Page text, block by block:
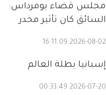
مجلس قضاء بومرداس:
السائق كان تأثير مخدر
2026-08-02 16:11:09
إسبانيا بطلة العالم
2026-07-20 00:33:49